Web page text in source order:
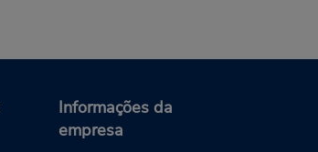
Informações da
empresa